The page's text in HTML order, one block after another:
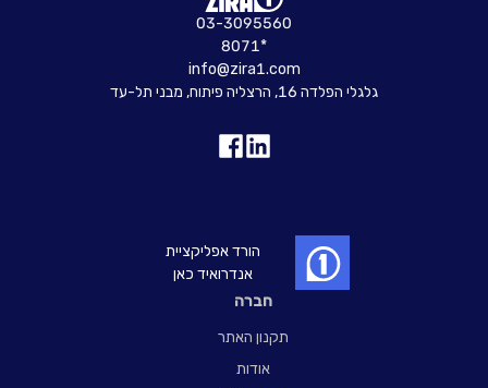
חברה
תקנון האתר
אודות
03-3095560
8071*
info@zira1.com
גלגלי הפלדה 16, הרצליה פיתוח, מבני תל-עד
הורד אפליקציית
אנדרואיד כאן